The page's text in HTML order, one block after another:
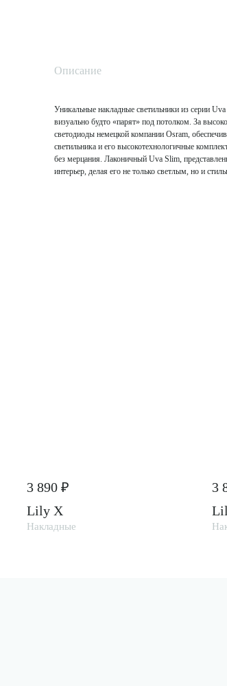
Описание
Уникальные накладные светильники из серии
визуально будто «парят» под потолком. За
светодиоды немецкой компании Osram,
светильника и его высокотехнологичные
без мерцания. Лаконичный Uva Slim,
интерьер, делая его не только светлым, но и
3 890 ₽
Lily X
Накладные
3